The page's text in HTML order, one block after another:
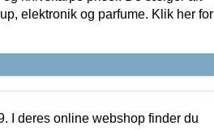
elektronik og parfume. Klik her for
I deres online webshop finder du